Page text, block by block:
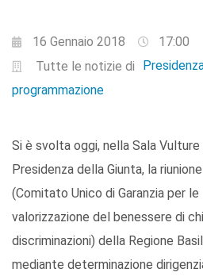
16 Gennaio 2018
17:00
Tutte le notizie di
programmazione
Si è svolta oggi, nella Sala
Presidenza della Giunta, la
(Comitato Unico di Garanzia per
valorizzazione del benessere di
discriminazioni) della Regione
mediante determinazione